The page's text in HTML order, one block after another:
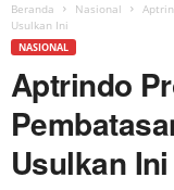
Beranda Nasional
Usulkan Ini
NASIONAL
Aptrindo
Usulkan Ini